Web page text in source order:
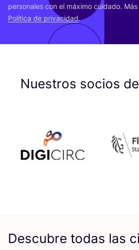
per­so­na­les con el máxi­mo cui­da­do.
Polí­ti­ca de pri­va­ci­dad.
Nuestros socios
Descubre todas las